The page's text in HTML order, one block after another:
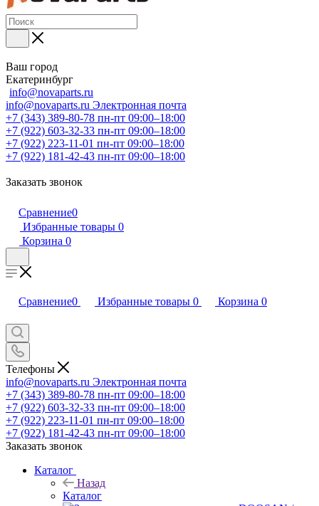
Ваш город
Екатеринбург
info@novaparts.ru
info@novaparts.ru Электронная почта
+7 (343) 389-80-78 пн-пт 09:00–18:00
+7 (922) 603-32-33 пн-пт 09:00–18:00
+7 (922) 223-11-01 пн-пт 09:00–18:00
+7 (922) 181-42-43 пн-пт 09:00–18:00
Заказать звонок
Сравнение0
Избранные товары 0
Корзина 0
Сравнение0 Избранные товары 0 Корзина 0
Телефоны
info@novaparts.ru Электронная почта
+7 (343) 389-80-78 пн-пт 09:00–18:00
+7 (922) 603-32-33 пн-пт 09:00–18:00
+7 (922) 223-11-01 пн-пт 09:00–18:00
+7 (922) 181-42-43 пн-пт 09:00–18:00
Заказать звонок
Каталог
Назад
Каталог